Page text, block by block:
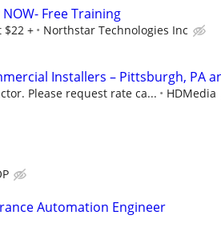
NOW- Free Training
$22 + Northstar Technologies Inc
Installers – Pittsburgh, PA
Please request rate ca... HDMedia
Automation Engineer